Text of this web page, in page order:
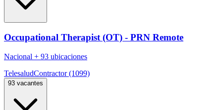
Occupational Therapist (OT) - PRN Remote
Nacional + 93 ubicaciones
TelesaludContractor (1099)
93 vacantes